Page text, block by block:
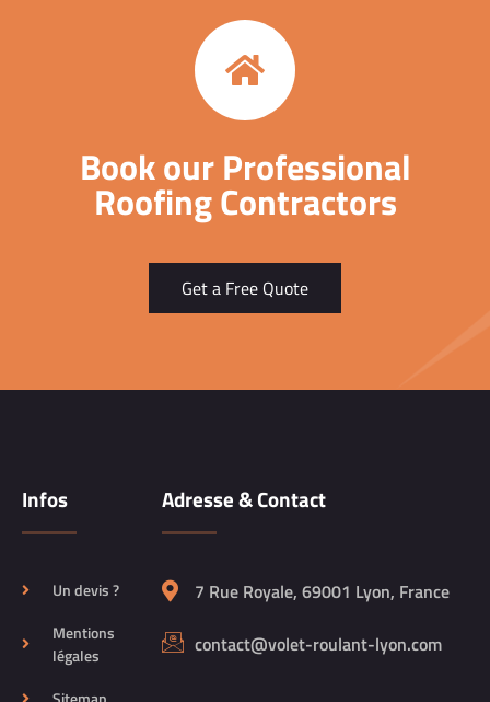
Book our Professional
Roofing Contractors
Get a Free Quote
Infos
Un devis ?
Mentions
légales
Adresse & Contact
7 Rue Royale, 69001 Lyon, France
contact@volet-roulant-lyon.com